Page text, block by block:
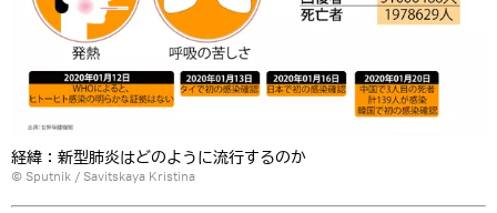
経緯：新型肺炎はどのように流行するのか
© Sputnik / Savitskaya Kristina